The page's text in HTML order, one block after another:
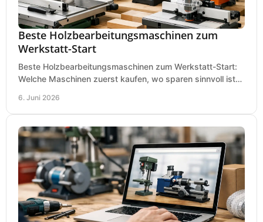
Beste Holzbearbeitungsmaschinen zum
Werkstatt-Start
Beste Holzbearbeitungsmaschinen zum Werkstatt-Start:
Welche Maschinen zuerst kaufen, wo sparen sinnvoll ist
6. Juni 2026